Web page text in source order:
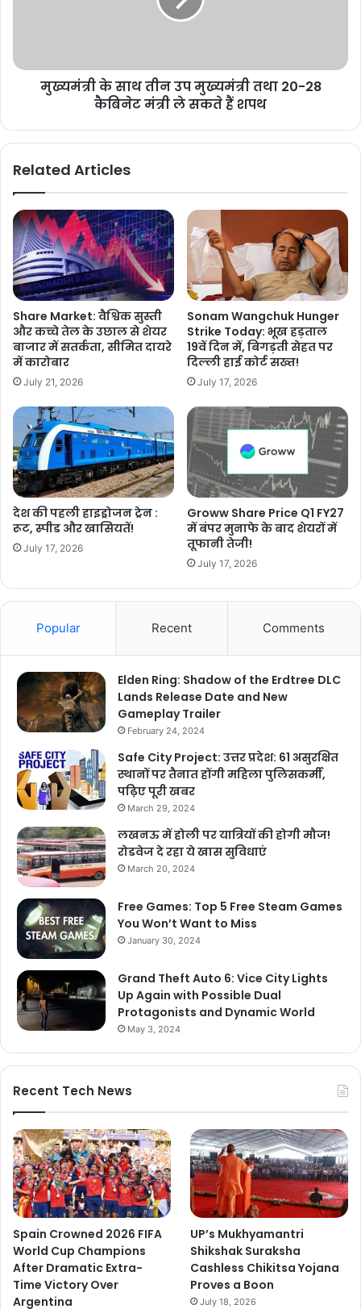
मुख्यमंत्री के साथ तीन उप मुख्यमंत्री तथा 20-28
कैबिनेट मंत्री ले सकते हैं शपथ
Related Articles
Share Market: वैश्विक सुस्ती
और कच्चे तेल के उछाल से शेयर
बाजार में सतर्कता, सीमित दायरे
में कारोबार
July 21, 2026
Sonam Wangchuk Hunger
Strike Today: भूख हड़ताल
19वें दिन में, बिगड़ती सेहत पर
दिल्ली हाई कोर्ट सख्त!
July 17, 2026
देश की पहली हाइड्रोजन ट्रेन :
रूट, स्पीड और खासियतें!
July 17, 2026
Groww Share Price Q1 FY27
में बंपर मुनाफे के बाद शेयरों में
तूफानी तेजी!
July 17, 2026
Popular Recent Comments
Elden Ring: Shadow of the Erdtree DLC
Lands Release Date and New
Gameplay Trailer
February 24, 2024
Safe City Project: उत्तर प्रदेश: 61 असुरक्षित
स्थानों पर तैनात होंगी महिला पुलिसकर्मी,
पढ़िए पूरी खबर
March 29, 2024
लखनऊ में होली पर यात्रियों की होगी मौज!
रोडवेज दे रहा ये खास सुविधाएं
March 20, 2024
Free Games: Top 5 Free Steam Games
You Won’t Want to Miss
January 30, 2024
Grand Theft Auto 6: Vice City Lights
Up Again with Possible Dual
Protagonists and Dynamic World
May 3, 2024
Recent Tech News
Spain Crowned 2026 FIFA
World Cup Champions
After Dramatic Extra-
Time Victory Over
Argentina
UP’s Mukhyamantri
Shikshak Suraksha
Cashless Chikitsa Yojana
Proves a Boon
July 18, 2026